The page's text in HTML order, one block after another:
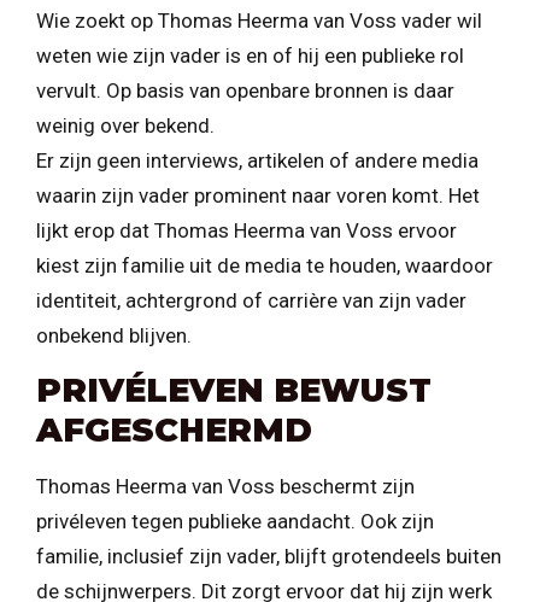
Wie zoekt op Thomas Heerma van Voss vader wil
weten wie zijn vader is en of hij een publieke rol
vervult. Op basis van openbare bronnen is daar
weinig over bekend.
Er zijn geen interviews, artikelen of andere media
waarin zijn vader prominent naar voren komt. Het
lijkt erop dat Thomas Heerma van Voss ervoor
kiest zijn familie uit de media te houden, waardoor
identiteit, achtergrond of carrière van zijn vader
onbekend blijven.
PRIVÉLEVEN BEWUST
AFGESCHERMD
Thomas Heerma van Voss beschermt zijn
privéleven tegen publieke aandacht. Ook zijn
familie, inclusief zijn vader, blijft grotendeels buiten
de schijnwerpers. Dit zorgt ervoor dat hij zijn werk